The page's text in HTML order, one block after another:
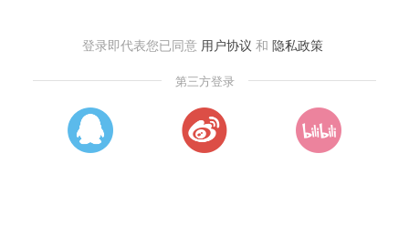
登录即代表您已同意 用户协议 和 隐私政策
第三方登录